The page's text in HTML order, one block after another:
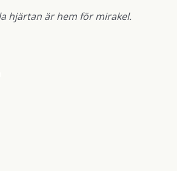
hjärtan är hem för mirakel.